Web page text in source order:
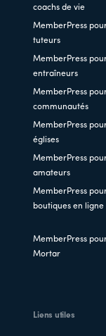
coachs de vie
MemberPress
tuteurs
MemberPress
entraîneurs
MemberPress
communautés
MemberPress
églises
MemberPress
amateurs
MemberPress
boutiques en ligne
MemberPress
Mortar
Liens utiles